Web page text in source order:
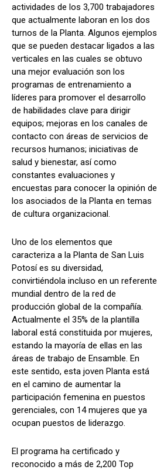
actividades de los 3,700 trabajadores
que actualmente laboran en los dos
turnos de la Planta. Algunos ejemplos
que se pueden destacar ligados a las
verticales en las cuales se obtuvo
una mejor evaluación son los
programas de entrenamiento a
líderes para promover el desarrollo
de habilidades clave para dirigir
equipos; mejoras en los canales de
contacto con áreas de servicios de
recursos humanos; iniciativas de
salud y bienestar, así como
constantes evaluaciones y
encuestas para conocer la opinión de
los asociados de la Planta en temas
de cultura organizacional.
Uno de los elementos que
caracteriza a la Planta de San Luis
Potosí es su diversidad,
convirtiéndola incluso en un referente
mundial dentro de la red de
producción global de la compañía.
Actualmente el 35% de la plantilla
laboral está constituida por mujeres,
estando la mayoría de ellas en las
áreas de trabajo de Ensamble. En
este sentido, esta joven Planta está
en el camino de aumentar la
participación femenina en puestos
gerenciales, con 14 mujeres que ya
ocupan puestos de liderazgo.
El programa ha certificado y
reconocido a más de 2,200 Top